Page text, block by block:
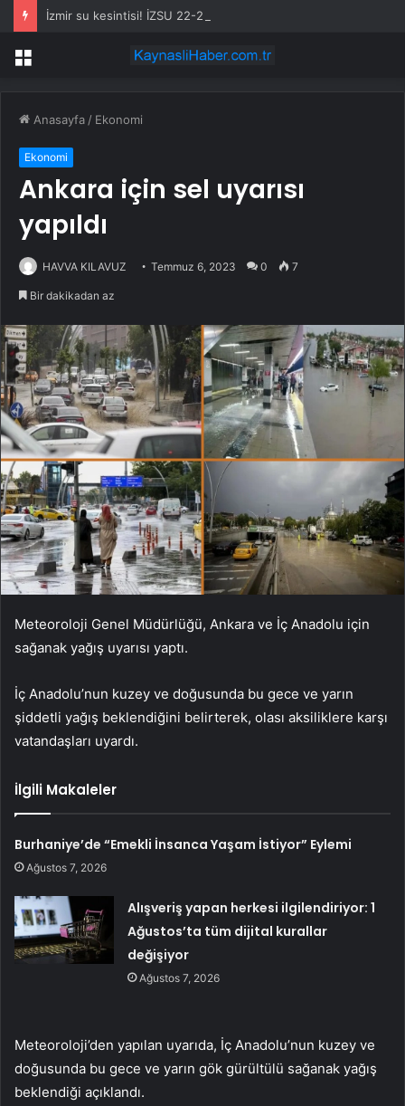
Menü
Anasayfa / Ekonomi
Ekonomi
Ankara için sel uyarısı
yapıldı
HAVVA KILAVUZ Temmuz 6, 2023 0 7
Bir dakikadan az
Meteoroloji Genel Müdürlüğü, Ankara ve İç Anadolu için
sağanak yağış uyarısı yaptı.
İç Anadolu’nun kuzey ve doğusunda bu gece ve yarın
şiddetli yağış beklendiğini belirterek, olası aksiliklere karşı
vatandaşları uyardı.
İlgili Makaleler
Burhaniye’de “Emekli İnsanca Yaşam İstiyor” Eylemi
Ağustos 7, 2026
Alışveriş yapan herkesi ilgilendiriyor: 1
Ağustos’ta tüm dijital kurallar
değişiyor
Ağustos 7, 2026
Meteoroloji’den yapılan uyarıda, İç Anadolu’nun kuzey ve
doğusunda bu gece ve yarın gök gürültülü sağanak yağış
beklendiği açıklandı.